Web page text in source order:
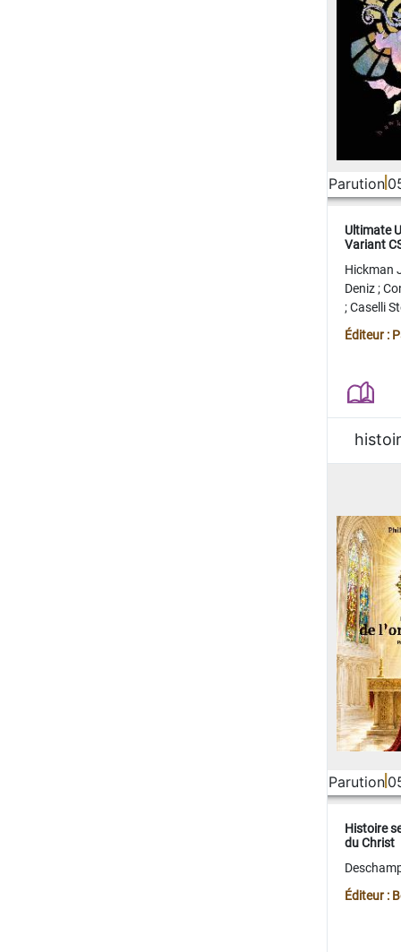
Parution
Ultimate
Variant
Hickman
Deniz;
;Caselli
Juan
Éditeur :
Parution
Histoire
du Christ
Éditeur :